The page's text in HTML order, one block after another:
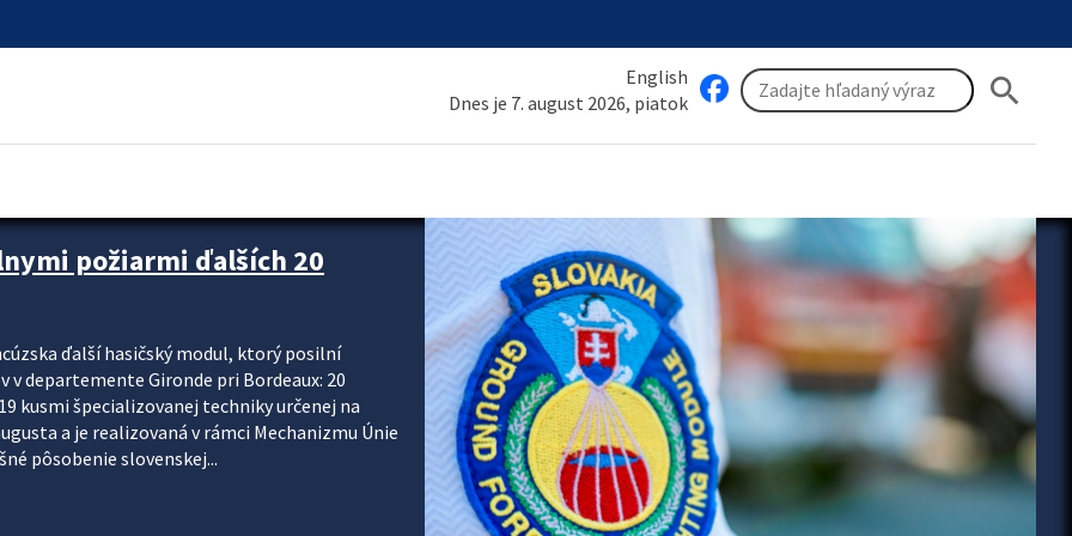
English
Dnes je 7. august 2026, piatok
search
a ako sa pripraviť
horúčav obyvateľom odporúča preventívne
civilnej ochrany, polície a hasičov majú za
OCHRANA A KRÍZOVÉ RIADENIE Sekcia
riadenia okresných úradov monitoruje
následky týchto...